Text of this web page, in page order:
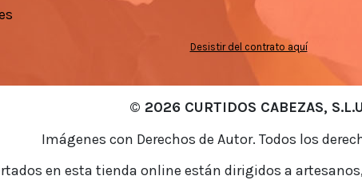
Desistir del contrato aquí
© 2026 CURTIDOS CABEZAS,
Imágenes con Derechos de Autor. Todos los
en esta tienda online están dirigidos a